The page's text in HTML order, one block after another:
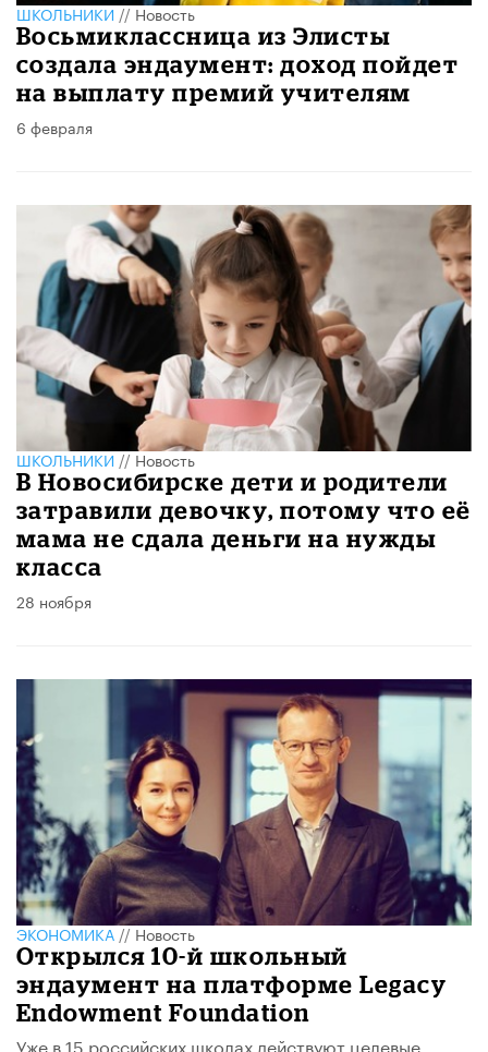
ШКОЛЬНИКИ//Новость
Восьмиклассница из Элисты
создала эндаумент: доход пойдет
на выплату премий учителям
6 февраля
ШКОЛЬНИКИ//Новость
В Новосибирске дети и родители
затравили девочку, потому что её
мама не сдала деньги на нужды
класса
28 ноября
ЭКОНОМИКА//Новость
Открылся 10-й школьный
эндаумент на платформе Legacy
Endowment Foundation
Уже в 15 российских школах действуют целевые